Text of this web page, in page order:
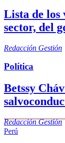
Lista de los
sector, del
Redacción Gestión
Política
Betssy
Redacción Gestión
Perú